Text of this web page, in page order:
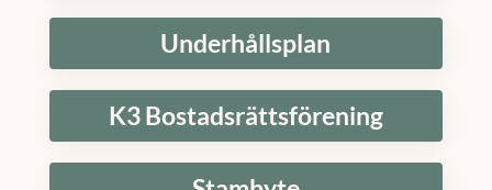
Underhållsplan
K3 Bostadsrättsförening